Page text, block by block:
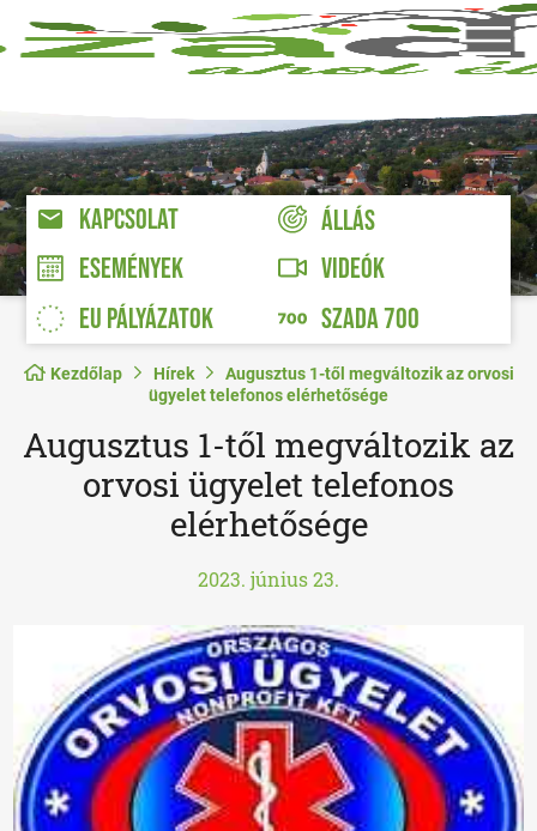
KAPCSOLAT
ÁLLÁS
ESEMÉNYEK
VIDEÓK
EU PÁLYÁZATOK
SZADA 700
Kezdőlap Hírek
Augusztus 1-től megváltozik az orvosi
ügyelet telefonos elérhetősége
Augusztus 1-től megváltozik az
orvosi ügyelet telefonos
elérhetősége
2023. június 23.